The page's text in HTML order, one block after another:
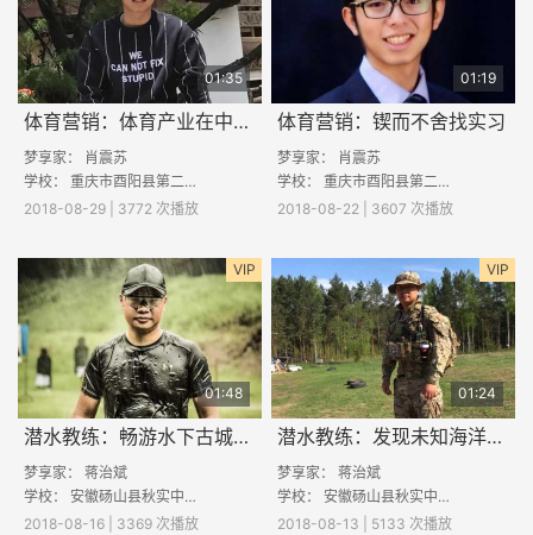
01:35
体育营销：体育产业在中国发展现状及前景
梦享家：
肖震苏
学校： 重庆市酉阳县第二中学
2018-08-29 | 3772 次播放
01:19
体育营销：锲而不舍找实习
梦享家：
肖震苏
学校： 重庆市酉阳县第二中学
2018-08-22 | 3607 次播放
VIP
01:48
潜水教练：畅游水下古城—考古潜水
梦享家： 蒋治斌
学校： 安徽砀山县秋实中学
2018-08-16 | 3369 次播放
VIP
01:24
潜水教练：发现未知海洋的唯一途径
梦享家： 蒋治斌
学校： 安徽砀山县秋实中学
2018-08-13 | 5133 次播放